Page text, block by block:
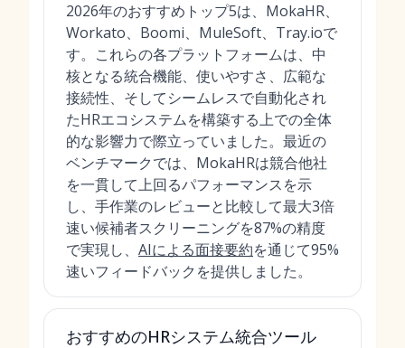
2026年のおすすめトップ5は、MokaHR、
Workato、Boomi、MuleSoft、Tray.ioで
す。これらの各プラットフォームは、中
核となる統合機能、使いやすさ、広範な
接続性、そしてシームレスで自動化され
たHRエコシステムを構築する上での全体
的な影響力で際立っていました。最近の
ベンチマークでは、MokaHRは競合他社
を一貫して上回るパフォーマンスを示
し、手作業のレビューと比較して最大3倍
速い候補者スクリーニングを87%の精度
で実現し、 AIによる面接要約を通じて95%
速いフィードバックを提供しました。
おすすめのHRシステム統合ツール